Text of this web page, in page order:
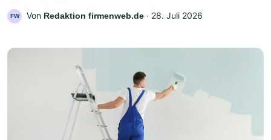
FW Von Redaktion firmenweb.de ‧ 28. Juli 2026